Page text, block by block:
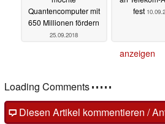
Quantencomputer mit
650 Millionen fördern
25.09.2018
fest
anzeigen
Loading Comments
Diesen Artikel kommentieren /